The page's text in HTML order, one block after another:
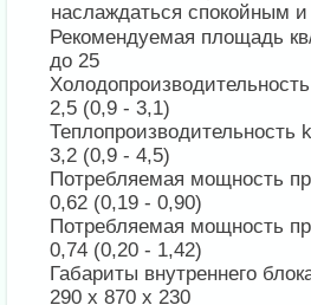
наслаждаться спокойным
Рекомендуемая площадь
до 25
2,5 (0,9 - 3,1)
Теплопроизводительность
3,2 (0,9 - 4,5)
Потребляемая мощность
0,62 (0,19 - 0,90)
Потребляемая мощность
0,74 (0,20 - 1,42)
Габариты внутреннего
290 x 870 x 230